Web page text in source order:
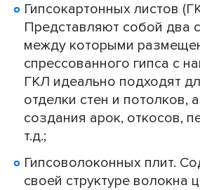
Гипсокартонных листов
Представляют собой два
между которыми
спрессованного гипса с
ГКЛ идеально подходят
отделки стен и потолков,
создания арок, откосов,
т.д.;
Гипсоволоконных плит.
своей структуре волокна